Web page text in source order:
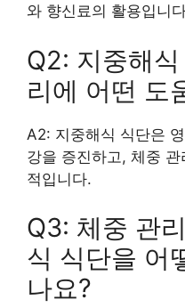
와 향신료의 활용입니
Q2: 지중해
리에 어떤 도
A2: 지중해식 식단은
강을 증진하고, 체중
적입니다.
Q3: 체중 관
식 식단을 어
나요?